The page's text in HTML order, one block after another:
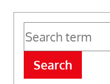
Search